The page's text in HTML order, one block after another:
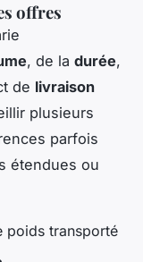
offres
, de la durée,
de livraison
plusieurs
parfois
étendues ou
poids transporté